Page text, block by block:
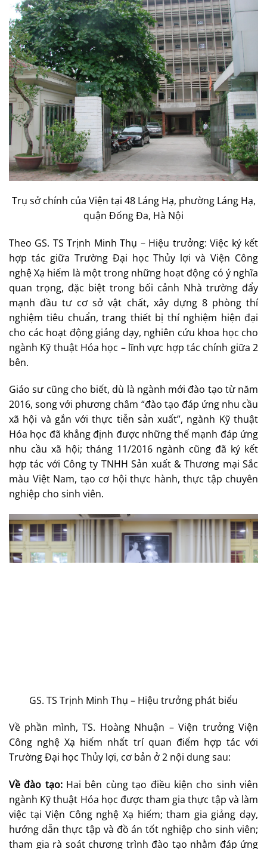
Trụ sở chính của Viện tại 48 Láng Hạ, phường Láng Hạ,
quận Đống Đa, Hà Nội
Theo GS. TS Trịnh Minh Thụ – Hiệu trưởng: Việc ký kết
hợp tác giữa Trường Đại học Thủy lợi và Viện Công
nghệ Xạ hiếm là một trong những hoạt động có ý nghĩa
quan trọng, đặc biệt trong bối cảnh Nhà trường đẩy
mạnh đầu tư cơ sở vật chất, xây dựng 8 phòng thí
nghiệm tiêu chuẩn, trang thiết bị thí nghiệm hiện đại
cho các hoạt động giảng dạy, nghiên cứu khoa học cho
ngành Kỹ thuật Hóa học – lĩnh vực hợp tác chính giữa 2
bên.
Giáo sư cũng cho biết, dù là ngành mới đào tạo từ năm
2016, song với phương châm “đào tạo đáp ứng nhu cầu
xã hội và gắn với thực tiễn sản xuất”, ngành Kỹ thuật
Hóa học đã khẳng định được những thế mạnh đáp ứng
nhu cầu xã hội; tháng 11/2016 ngành cũng đã ký kết
hợp tác với Công ty TNHH Sản xuất & Thương mại Sắc
màu Việt Nam, tạo cơ hội thực hành, thực tập chuyên
nghiệp cho sinh viên.
GS. TS Trịnh Minh Thụ – Hiệu trưởng phát biểu
Về phần mình, TS. Hoàng Nhuận – Viện trưởng Viện
Công nghệ Xạ hiếm nhất trí quan điểm hợp tác với
Trường Đại học Thủy lợi, cơ bản ở 2 nội dung sau:
Về đào tạo: Hai bên cùng tạo điều kiện cho sinh viên
ngành Kỹ thuật Hóa học được tham gia thực tập và làm
việc tại Viện Công nghệ Xạ hiếm; tham gia giảng dạy,
hướng dẫn thực tập và đồ án tốt nghiệp cho sinh viên;
tham gia rà soát chương trình đào tạo nhằm đáp ứng